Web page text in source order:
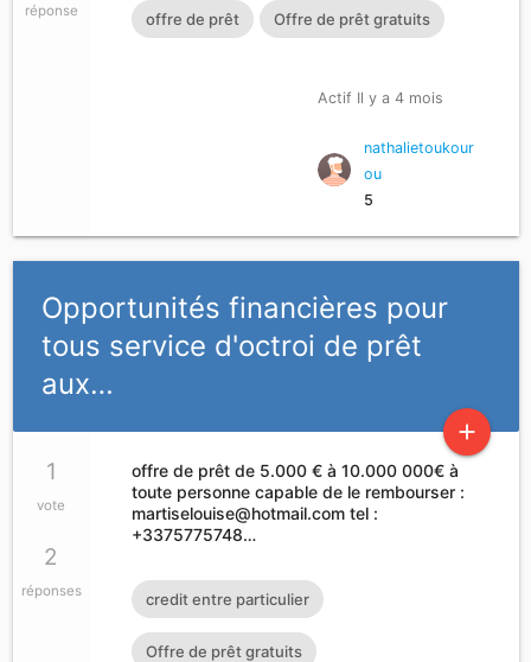
réponse offre de prêt Offre de prêt gratuits
Actif Il y a 4 mois
nathalietoukour
ou
5
Opportunités financières pour
tous service d'octroi de prêt
aux…
add
1
vote
2
réponses
offre de prêt de 5.000 € à 10.000 000€ à
toute personne capable de le rembourser :
martiselouise@hotmail.comtel :
+3375775748…
credit entre particulier
Offre de prêt gratuits